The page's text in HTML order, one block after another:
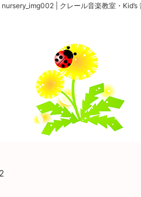
nursery_img002 | クレール音楽教室・